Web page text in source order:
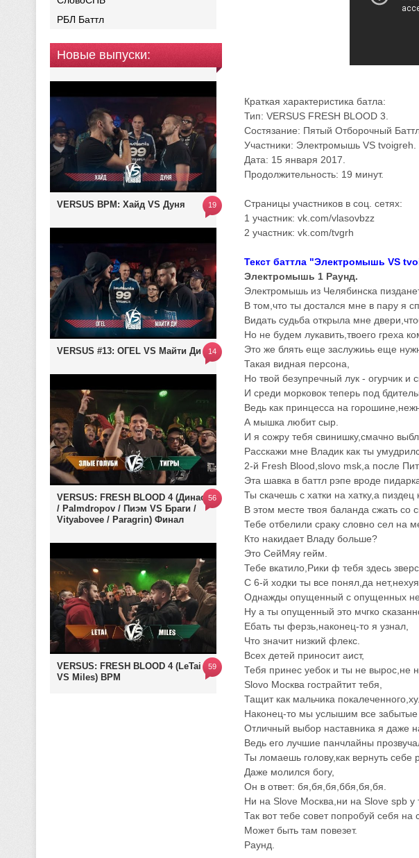
РБЛ Баттл
Новые выпуски:
VERSUS BPM: Хайд VS Дуня 19
VERSUS #13: ОГЕL VS Майти Ди 14
VERSUS: FRESH BLOOD 4 (Династ
/ Palmdropov / Пиэм VS Браги /
Vityabovee / Paragrin) Финал
56
VERSUS: FRESH BLOOD 4 (LeTai
VS Miles) BPM
59
Краткая характеристика батла:
Тип: VERSUS FRESH BLOOD 3.
Состязание: Пятый Отборочный
Участники: Электромышь VS tvoigreh.
Дата: 15 января 2017.
Продолжительность: 19 минут.
Страницы участников в соц. сетях:
1 участник: vk.com/vlasovbzz
2 участник: vk.com/tvgrh
Текст баттла "Электромышь VS
Электромышь 1 Раунд.
Электромышь из Челябинска
В том,что ты достался мне в пару я
Видать судьба открыла мне
Но не будем лукавить,твоего греха
Это же блять еще заслужиьь еще
Такая видная персона,
Но твой безупречный лук - огурчик и
И среди морковок теперь под
Ведь как принцесса на
А мышка любит сыр.
И я сожру тебя свинишку,смачно
Расскажи мне Владик как ты
2-й Fresh Blood,slovo msk,a после
Эта шавка в баттл рэпе вроде
Ты скачешь с хатки на хатку,а пиздец
В этом месте твоя баланда сжать со
Тебе отбелили сраку словно сел на
Кто накидает Владу больше?
Это СейМяу гейм.
Тебе вкатило,Рики ф тебя здесь
С 6-й ходки ты все понял,да
Однажды опущенный с опущенных не
Ну а ты опущенный это мчгко
Ебать ты ферзь,наконец-то я узнал,
Что значит низкий флекс.
Всех детей приносит аист,
Тебя принес уебок и ты не вырос,не
Slovo Москва гострайтит тебя,
Тащит как мальчика
Наконец-то мы услышим все забытые
Отличный выбор наставника я даже
Ведь его лучшие панчлайны
Ты ломаешь голову,как вернуть себе
Даже молился богу,
Он в ответ: бя,бя,бя,ббя,бя,бя.
Ни на Slove Москва,ни на Slove spb у
Так вот тебе совет попробуй себя на
Может быть там повезет.
Раунд.